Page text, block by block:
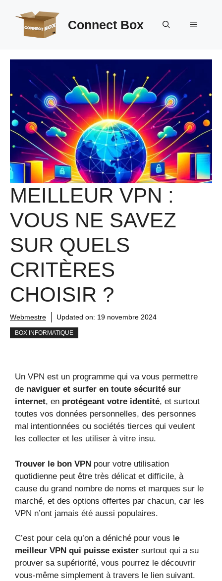
contenu
Connect Box Menu
MEILLEUR VPN :
VOUS NE SAVEZ
SUR QUELS
CRITÈRES
CHOISIR ?
Webmestre Updated on: 19 novembre 2024
BOX INFORMATIQUE
Un VPN est un programme qui va vous permettre
de naviguer et surfer en toute sécurité sur
internet, en protégeant votre identité, et surtout
toutes vos données personnelles, des personnes
mal intentionnées ou sociétés tierces qui veulent
les collecter et les utiliser à vitre insu.
Trouver le bon VPN pour votre utilisation
quotidienne peut être très délicat et difficile, à
cause du grand nombre de noms et marques sur le
marché, et des options offertes par chacun, car les
VPN n’ont jamais été aussi populaires.
C’est pour cela qu’on a déniché pour vous le
meilleur VPN qui puisse exister surtout qui a su
prouver sa supériorité, vous pourrez le découvrir
vous-même simplement à travers le lien suivant.